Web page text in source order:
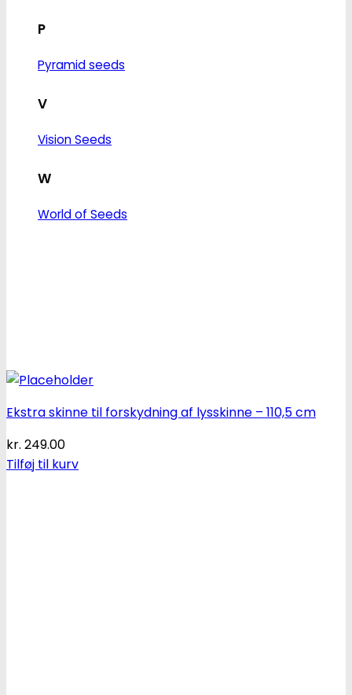
P
Pyramid seeds
V
Vision Seeds
W
World of Seeds
Ekstra skinne til forskydning af lysskinne – 110,5 cm
kr. 249.00
Tilføj til kurv